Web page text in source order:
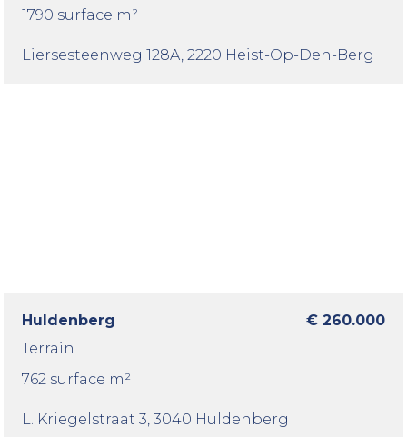
1790 surface m²
Liersesteenweg 128A , 2220 Heist-Op-Den-Berg
Huldenberg
€ 260.000
Terrain
762 surface m²
L. Kriegelstraat 3 , 3040 Huldenberg